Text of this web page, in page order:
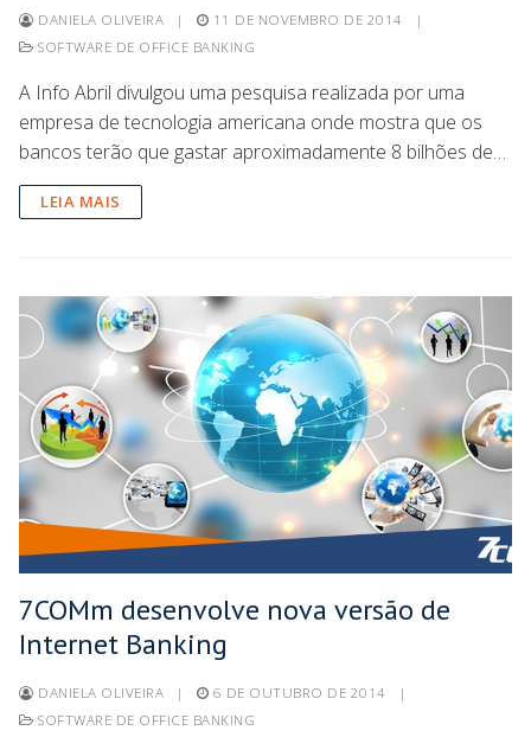
DANIELA OLIVEIRA | 11 DE NOVEMBRO DE 2014
|
SOFTWARE DE OFFICE BANKING
A Info Abril divulgou uma pesquisa realizada por uma
empresa de tecnologia americana onde mostra que os
bancos terão que gastar aproximadamente 8 bilhões de…
LEIA MAIS
7COMm desenvolve nova versão de
Internet Banking
DANIELA OLIVEIRA | 6 DE OUTUBRO DE 2014
|
SOFTWARE DE OFFICE BANKING